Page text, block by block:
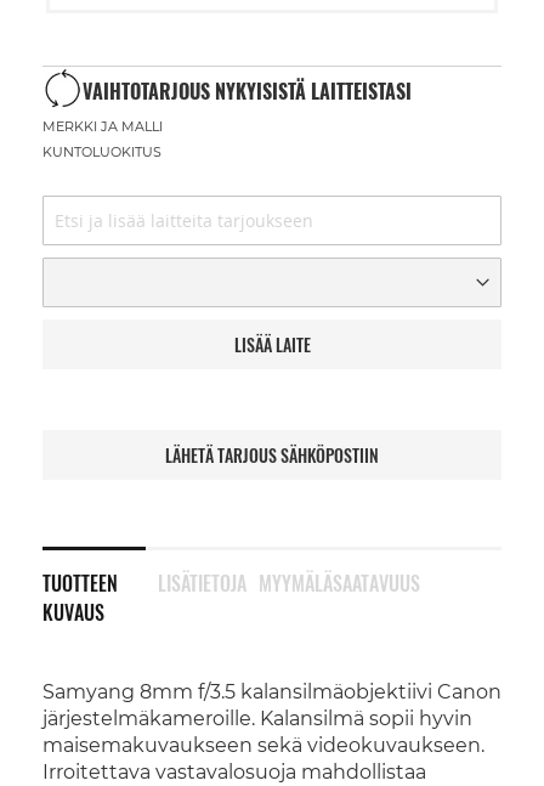
VAIHTOTARJOUS NYKYISISTÄ LAITTEISTASI
MERKKI JA MALLI
KUNTOLUOKITUS
LISÄÄ LAITE
LÄHETÄ TARJOUS SÄHKÖPOSTIIN
TUOTTEEN
KUVAUS
Samyang 8mm f/3.5 kalansilmäobjektiivi Canon
järjestelmäkameroille. Kalansilmä sopii hyvin
maisemakuvaukseen sekä videokuvaukseen.
Irroitettava vastavalosuoja mahdollistaa
LISÄTIETOJA MYYMÄLÄSAATAVUUS